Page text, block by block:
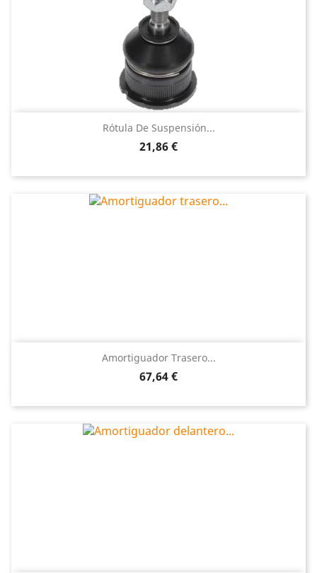
Rótula De Suspensión...
Precio
21,86 €
Amortiguador Trasero...
Precio
67,64 €